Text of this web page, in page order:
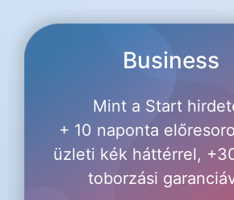
Business
Mint a Start
+ 10 naponta
üzleti kék háttérrel,
toborzási